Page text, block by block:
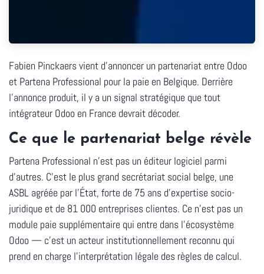
Fabien Pinckaers vient d'annoncer un partenariat entre Odoo
et Partena Professional pour la paie en Belgique. Derrière
l'annonce produit, il y a un signal stratégique que tout
intégrateur Odoo en France devrait décoder.
Ce que le partenariat belge révèle
Partena Professional n'est pas un éditeur logiciel parmi
d'autres. C'est le plus grand secrétariat social belge, une
ASBL agréée par l'État, forte de 75 ans d'expertise socio-
juridique et de 81 000 entreprises clientes. Ce n'est pas un
module paie supplémentaire qui entre dans l'écosystème
Odoo — c'est un acteur institutionnellement reconnu qui
prend en charge l'interprétation légale des règles de calcul.